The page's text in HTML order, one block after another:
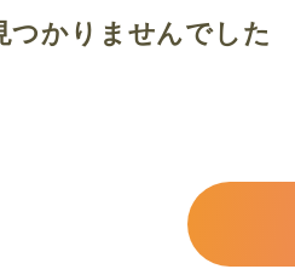
つかりませんでした